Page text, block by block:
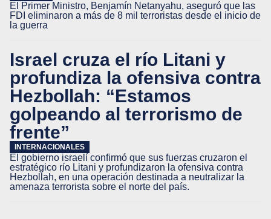
El Primer Ministro, Benjamín Netanyahu, aseguró que las
FDI eliminaron a más de 8 mil terroristas desde el inicio de
la guerra
Israel cruza el río Litani y
profundiza la ofensiva contra
Hezbollah: “Estamos
golpeando al terrorismo de
frente”
INTERNACIONALES
El gobierno israelí confirmó que sus fuerzas cruzaron el
estratégico río Litani y profundizaron la ofensiva contra
Hezbollah, en una operación destinada a neutralizar la
amenaza terrorista sobre el norte del país.